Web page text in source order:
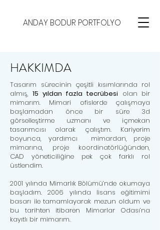
ANDAY BODUR PORTFOLYO
HAKKIMDA
Tasarım sürecinin çeşitli kısımlarında rol
almış,15 yıldan fazla tecrübesi olan bir
mimarım. Mimari ofislerde çalışmaya
başlamadan önce bir süre 3d
görselleştirme uzmanı ve içmekan
tasarımcısı olarak çalıştım. Kariyerim
boyunca, yardımcı mimardan, proje
mimarına, proje koordinatörlüğünden,
CAD yöneticiliğine pek çok farklı rol
üstlendim.
2001 yılında Mimarlık Bölümü’nde okumaya
başladım. 2006 yılında lisans eğitimimi
basarı ile tamamlayarak mezun oldum ve
bu tarihten itibaren Mimarlar Odası’na
kayıtlı bir mimarım.